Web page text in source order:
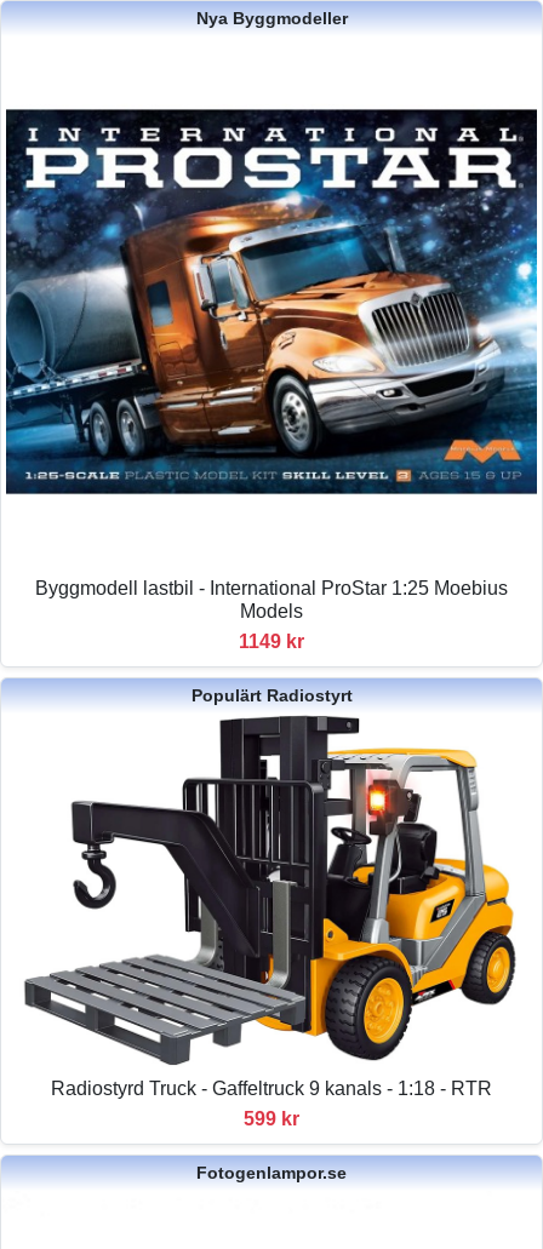
Nya Byggmodeller
Byggmodell lastbil - International ProStar 1:25 Moebius
Models
1149 kr
Populärt Radiostyrt
Radiostyrd Truck - Gaffeltruck 9 kanals - 1:18 - RTR
599 kr
Fotogenlampor.se